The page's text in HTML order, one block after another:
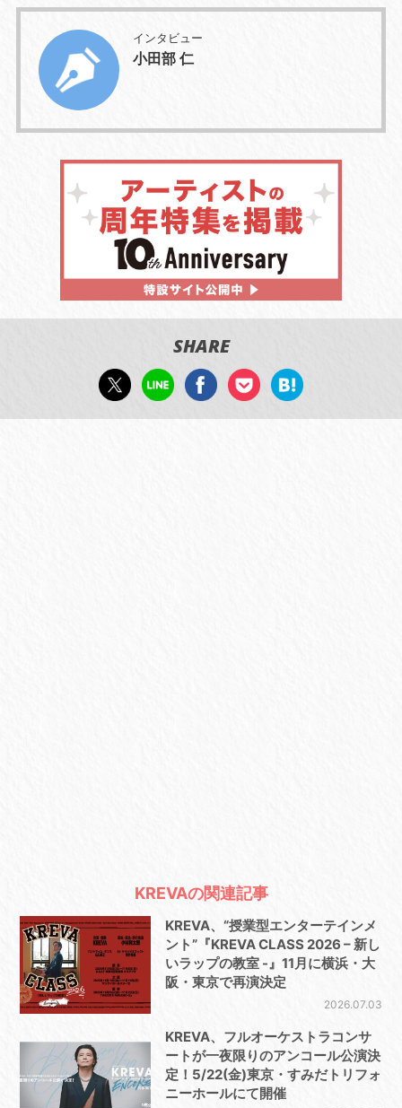
インタビュー
小田部 仁
SHARE
KREVAの関連記事
KREVA、“授業型エンターテインメ
ント”『KREVA CLASS 2026 – 新し
いラップの教室 -』11⽉に横浜・⼤
阪・東京で再演決定
2026.07.03
KREVA、フルオーケストラコンサ
ートが一夜限りのアンコール公演決
定！5/22(金)東京・すみだトリフォ
ニーホールにて開催